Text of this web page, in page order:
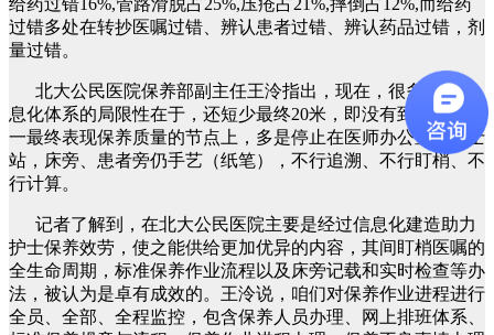
过错多处在转抄医嘱过错、辨认患者过错、辨认药品过错，剂
量过错。
北大公民医院保养部副主任王泠指出，现在，很多医院信
息化体系的局限性在于，还短少最终20米，即没有到达护士这
一最终表现保养质量的节点上，多是停止在医师办公室、护士
站，床旁、患者旁仍手艺（纸笔），不行追溯、不行盯梢、不
行计算。
记者了解到，在北大公民医院主要是经过信息化建造助力
护士保养效劳，使之能供给更加优异的内容，其间盯梢医嘱的
全生命周期，标准保养作业流程以及床旁记载和实时检查等办
法，被认为是卓有成效的。王泠说，咱们对保养作业进程进行
全员、全部、全程监控，包含保养人员办理、网上排班体系、